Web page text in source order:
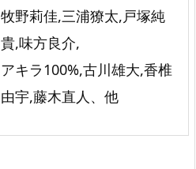
牧野莉佳,三浦獠太,戸塚純
貴,味方良介,
アキラ100%,古川雄大,香椎
由宇,藤木直人、他